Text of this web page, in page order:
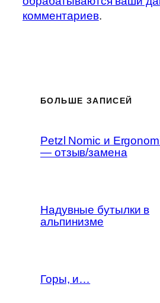
комментариев.
БОЛЬШЕ ЗАПИСЕЙ
Petzl Nomic и
— отзыв/замена
Надувные бутылки в
альпинизме
Горы, и…